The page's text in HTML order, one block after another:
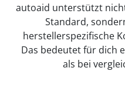
autoaid unterstützt
Standard,
herstellerspezifische
Das bedeutet für dich
als bei